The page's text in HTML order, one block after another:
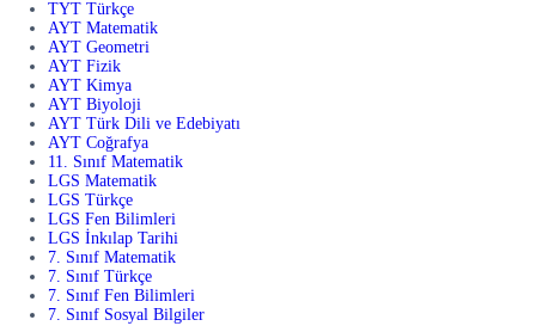
TYT Türkçe
AYT Matematik
AYT Geometri
AYT Fizik
AYT Kimya
AYT Biyoloji
AYT Türk Dili ve Edebiyatı
AYT Coğrafya
11. Sınıf Matematik
LGS Matematik
LGS Türkçe
LGS Fen Bilimleri
LGS İnkılap Tarihi
7. Sınıf Matematik
7. Sınıf Türkçe
7. Sınıf Fen Bilimleri
7. Sınıf Sosyal Bilgiler